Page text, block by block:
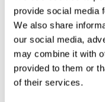
provide social media
We also share
our social media,
may combine it with
provided to them or
of their services.
all’individuazione
continuamente
che, proprio poiché
dette “perverse”.
strutturalmente
organi artificiali.